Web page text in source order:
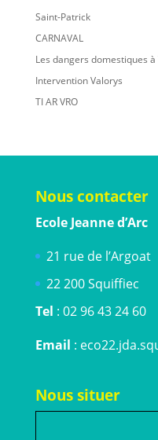
Saint-Patrick
CARNAVAL
Les dangers domestiques
Intervention Valorys
TI AR VRO
Nous contacter
Ecole Jeanne d’Arc
21 rue de l’Argoat
22 200 Squiffiec
Tel : 02 96 43 24 60
Email :
Nous situer